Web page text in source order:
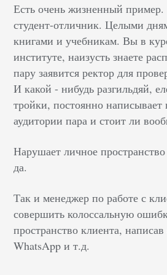
Есть очень жизненный пример.
студент-отличник. Целыми
книгами и учебникам. Вы в
институте, наизусть знаете
пару заявится ректор для
И какой - нибудь разгильдяй,
тройки, постоянно написывает
аудитории пара и стоит ли
Нарушает личное
да.
Так и менеджер по работе с
совершить колоссальную
пространство клиента,
WhatsApp и т.д.